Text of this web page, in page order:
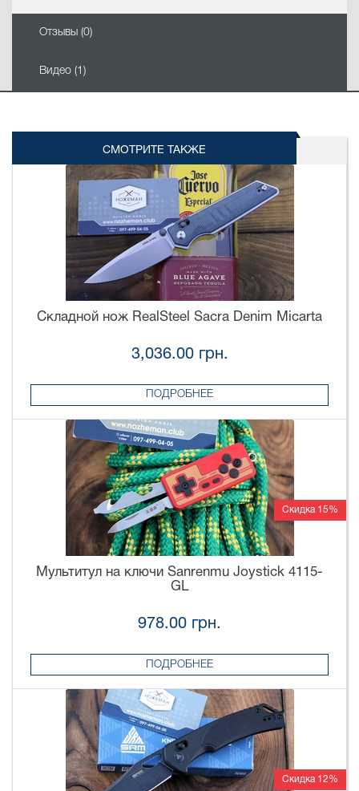
Отзывы (0)
Видео (1)
СМОТРИТЕ ТАКЖЕ
Складной нож RealSteel Sacra Denim Micarta
3,036.00 грн.
ПОДРОБНЕЕ
Скидка 15%
Мультитул на ключи Sanrenmu Joystick 4115-
GL
978.00 грн.
ПОДРОБНЕЕ
Скидка 12%